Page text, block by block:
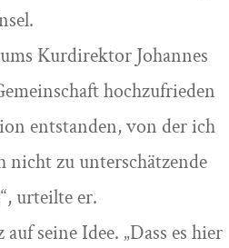
Kurdirektor Johannes
hochzufrieden
entstanden, von der ich
nicht zu unterschätzende
urteilte er.
seine Idee. „Dass es hier